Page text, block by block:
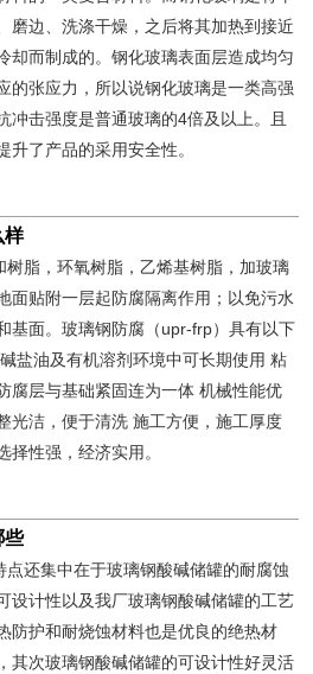
磨边、洗涤干燥，之后将其加热到接近
却而制成的。钢化玻璃表面层造成均匀
的张应力，所以说钢化玻璃是一类高强
冲击强度是普通玻璃的4倍及以上。且
了产品的采用安全性。
样
树脂，环氧树脂，乙烯基树脂，加玻璃
面贴附一层起防腐隔离作用；以免污水
基面。玻璃钢防腐（upr-frp）具有以下
盐油及有机溶剂环境中可长期使用 粘
腐层与基础紧固连为一体 机械性能优
光洁，便于清洗 施工方便，施工厚度
择性强，经济实用。
些
还集中在于玻璃钢酸碱储罐的耐腐蚀
设计性以及我厂玻璃钢酸碱储罐的工艺
防护和耐烧蚀材料也是优良的绝热材
其次玻璃钢酸碱储罐的可设计性好灵活